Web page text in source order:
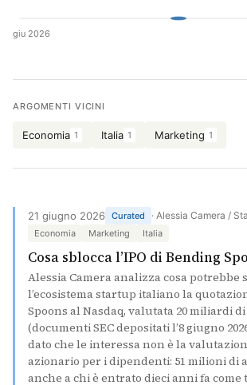
Cerca
giu 2026
ARGOMENTI VICINI
Economia 1 Italia 1 Marketing 1
21 giugno 2026 Curated · Alessia Camera /
Economia
Marketing Italia
Cosa sblocca l’IPO di Bending
Alessia Camera analizza cosa potrebbe
l’ecosistema startup italiano la
Spoons al Nasdaq, valutata 20 miliardi
(documenti SEC depositati l’8 giugno
dato che le interessa non è la
azionario per i dipendenti: 51 milioni di
anche a chi è entrato dieci anni fa come